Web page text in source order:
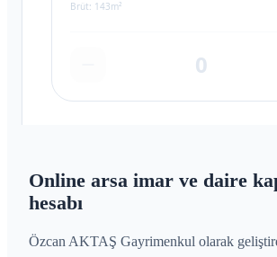
Online arsa imar ve daire
hesabı
Özcan AKTAŞ Gayrimenkul olarak